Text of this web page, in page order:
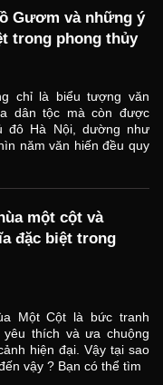
Gươm và những ý
trong phong thủy
chỉ là biểu tượng văn
dân tộc mà còn được
đô Hà Nội, dường như
năm văn hiến đều quy
một cột và
đặc biệt trong
Một Cột là bức tranh
thích và ưa chuộng
hiện đại. Vậy tại sao
vậy ? Bạn có thể tìm